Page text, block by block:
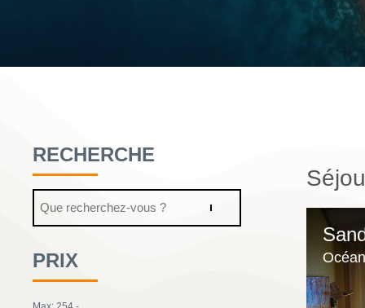
RECHERCHE
Recherche
PRIX